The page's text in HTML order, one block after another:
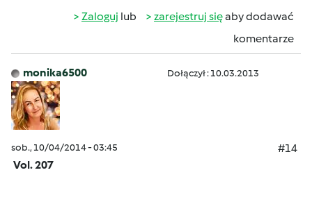
Zaloguj lub zarejestruj sięaby dodawać
komentarze
monika6500 Dołączył : 10.03.2013
sob., 10/04/2014 - 03:45
#14
Vol. 207